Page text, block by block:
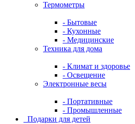
Термометры
- Бытовые
- Кухонные
- Медицинские
Техника для дома
- Климат и здоровье
- Освещение
Электронные весы
- Портативные
- Промышленные
Подарки для детей